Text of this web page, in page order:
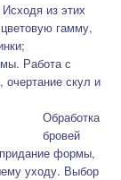
из этих
гамму,
Работа с
скул и
Обработка
бровей
формы,
уходу. Выбор